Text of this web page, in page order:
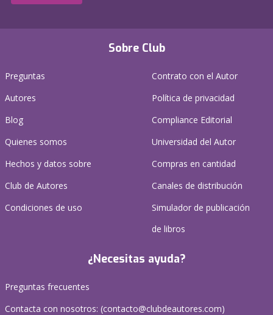
Sobre Club
Preguntas
Autores
Blog
Quienes somos
Hechos y datos sobre
Club de Autores
Condiciones de uso
Contrato con el Autor
Política de privacidad
Compliance Editorial
Universidad del Autor
Compras en cantidad
Canales de distribución
Simulador de publicación
de libros
¿Necesitas ayuda?
Preguntas frecuentes
Contacta con nosotros: (contacto@clubdeautores.com)